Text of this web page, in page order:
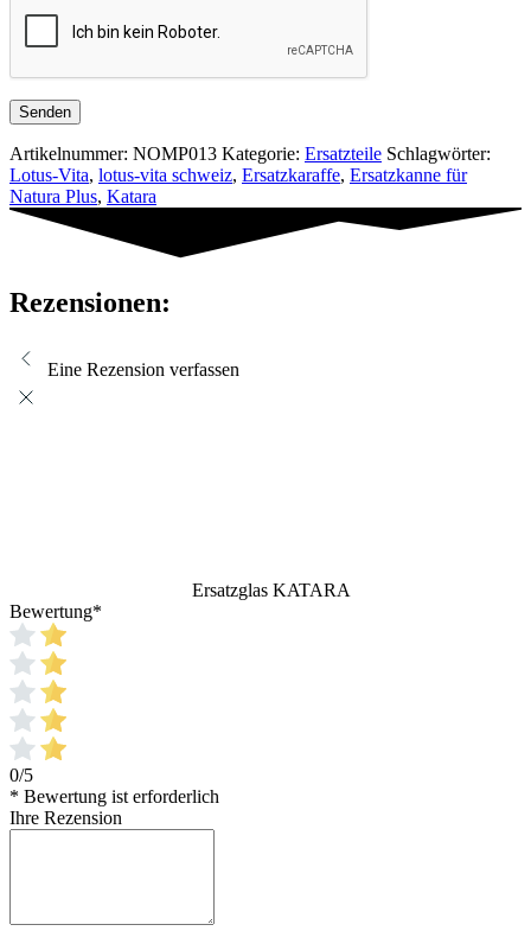
Artikelnummer: NOMP013 Kategorie: Ersatzteile Schlagwörter:
Lotus-Vita, lotus-vita schweiz, Ersatzkaraffe, Ersatzkanne für
Natura Plus, Katara
Rezensionen:
Eine Rezension verfassen
Ersatzglas KATARA
Bewertung*
0/5
* Bewertung ist erforderlich
Ihre Rezension